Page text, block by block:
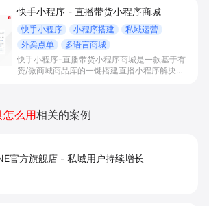
跃与留存，实现更多回访与下单转化。
快手小程序 - 直播带货小程序商城
快手小程序 小程序搭建
私域运营
外卖点单
多语言商城
快手小程序-直播带货小程序商城是一款基于有
赞/微商城商品库的一键搭建直播小程序解决方
么用相关的案例
官方旗舰店 - 私域用户持续增长